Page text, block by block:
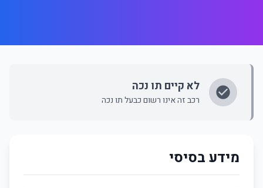
לא קיים תו נכה
רכב זה אינו רשום כבעל תו נכה
מידע בסיסי